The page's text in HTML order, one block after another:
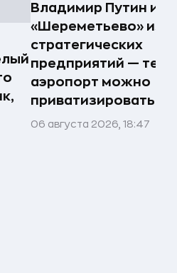
Владимир Путин
«Шереметьево» из
стратегических
предприятий —
аэропорт можно
приватизировать
06 августа 2026, 18:47